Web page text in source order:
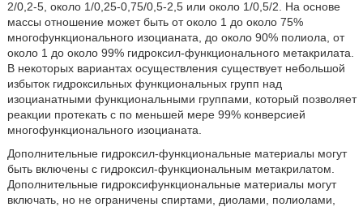
2/0,2-5, около 1/0,25-0,75/0,5-2,5 или около 1/0,5/2. На основе
массы отношение может быть от около 1 до около 75%
многофункционального изоцианата, до около 90% полиола, от
около 1 до около 99% гидроксил-функционального метакрилата.
В некоторых вариантах осуществления существует небольшой
избыток гидроксильных функциональных групп над
изоцианатными функциональными группами, который позволяет
реакции протекать с по меньшей мере 99% конверсией
многофункционального изоцианата.
Дополнительные гидроксил-функциональные материалы могут
быть включены с гидроксил-функциональным метакрилатом.
Дополнительные гидроксифункциональные материалы могут
включать, но не ограничены спиртами, диолами, полиолами,